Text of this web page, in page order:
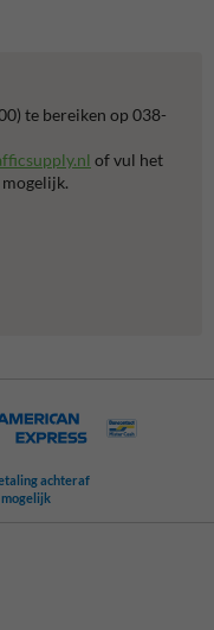
te bereiken op 038-
of vul het
achteraf
mogelijk